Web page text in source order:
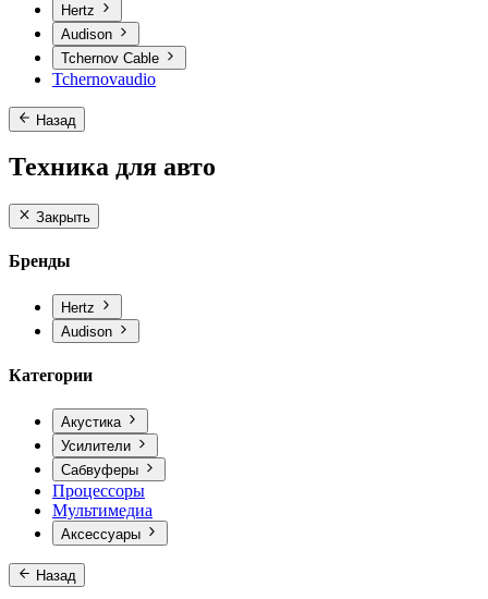
Hertz
Audison
Tchernov Cable
Tchernovaudio
Назад
Техника для авто
Закрыть
Бренды
Hertz
Audison
Категории
Акустика
Усилители
Сабвуферы
Процессоры
Мультимедиа
Аксессуары
Назад